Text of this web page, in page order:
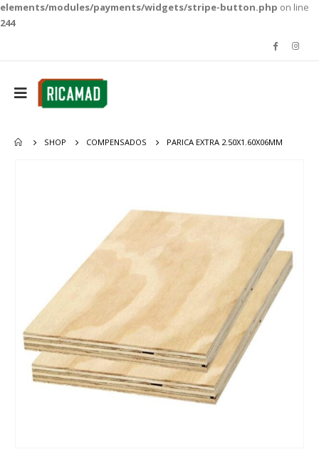
elements/modules/payments/widgets/stripe-button.php on line
244
SHOP COMPENSADOS PARICA EXTRA 2.50X1.60X06MM